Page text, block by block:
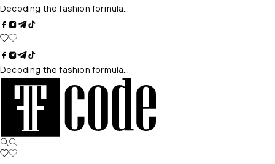
Decoding the fashion formula…
Decoding the fashion formula…